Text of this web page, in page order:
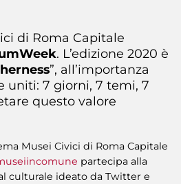
di Roma Capitale
. L’edizione 2020 è
”, all’importanza
uniti: 7 giorni, 7 temi, 7
questo valore
Musei Civici di Roma Capitale
partecipa alla
culturale ideato da Twitter e